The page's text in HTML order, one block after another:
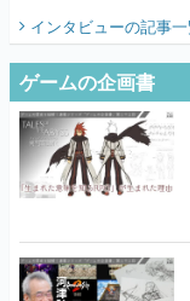
インタビューの記事
ゲームの企画書